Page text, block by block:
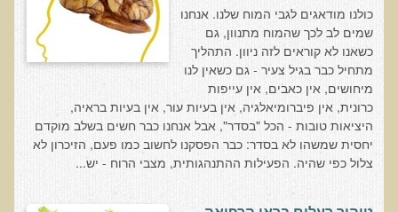
תסמונת הנוירון הוקסי
מחקרים וספרות מדעית
רפואת שיניים ללא כספית ואמלגם
גולשים ממליצים
צור קשר
כולנו מודאגים לגבי המוח שלנו. אנחנו
שמים לב לכך שהמוח מתנוון, גם
כשאנו לא קוראים לזה ניוון. התהליך
מתחיל כבר בגיל צעיר - גם כשאין לנו
מיחושים, אין כאבים, אין עייפות
כרונית, אין פיברומיאלגיה, אין בעיות עור, אין בעיות בראיה,
היציאות טובות - הכל "בסדר", אבל אנחנו כבר חשים בשלב מוקדם
יחסית שמשהו לא בסדר: כבר הפסקנו לחשוב כמו פעם, הזיכרון לא
צלול כפי שהיה. הפעילות ההתנהגותית, מצבי הרוח - יש...